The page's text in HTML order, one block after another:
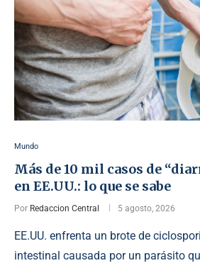
Mundo
Más de 10 mil casos de
en EE.UU.: lo que se sabe
Por Redaccion Central 5 agosto, 2026
EE.UU. enfrenta un brote de
intestinal causada por un parásito